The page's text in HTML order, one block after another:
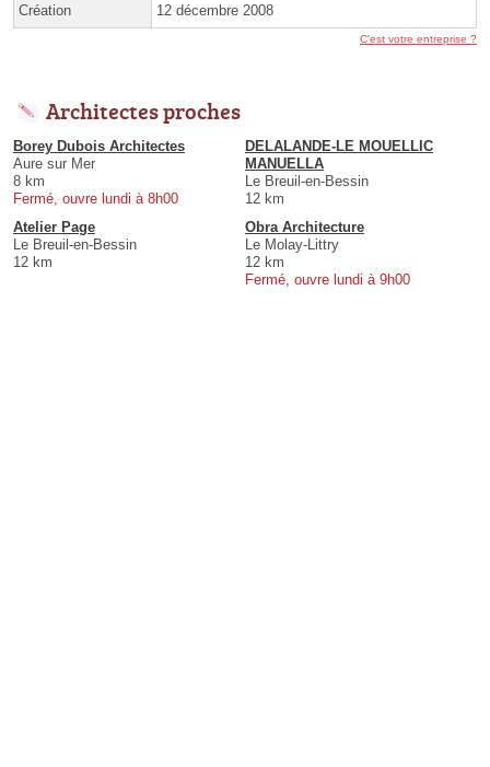
Création 12 décembre 2008
C'est votre entreprise ?
Architectes proches
Borey Dubois Architectes
Aure sur Mer
8 km
Fermé, ouvre lundi à 8h00
DELALANDE-LE MOUELLIC
MANUELLA
Le Breuil-en-Bessin
12 km
Atelier Page
Le Breuil-en-Bessin
12 km
Obra Architecture
Le Molay-Littry
12 km
Fermé, ouvre lundi à 9h00